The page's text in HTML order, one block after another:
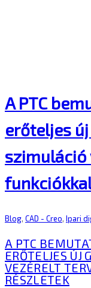
A PTC
erőteljes
szimuláció
Blog, CAD - Creo, Ipari
A PTC
ERŐTELJES ÚJ
VEZÉRELT
RÉSZLETEK